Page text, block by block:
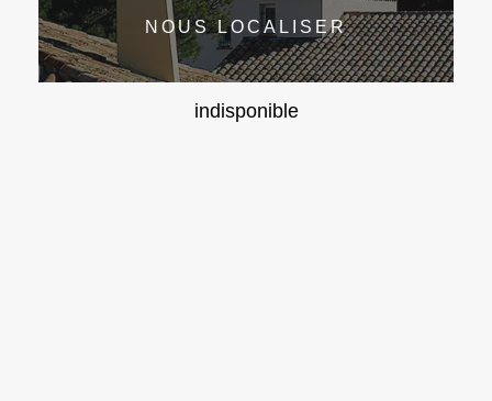
NOUS LOCALISER
indisponible